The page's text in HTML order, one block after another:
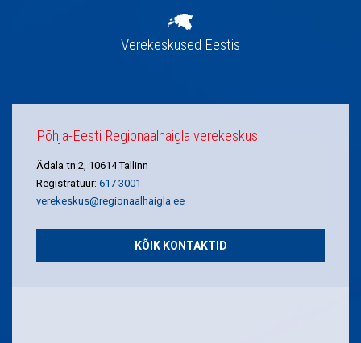
Verekeskused Eestis
Põhja-Eesti Regionaalhaigla verekeskus
Ädala tn 2, 10614 Tallinn
Registratuur: 617 3001
verekeskus@regionaalhaigla.ee
KÕIK KONTAKTID